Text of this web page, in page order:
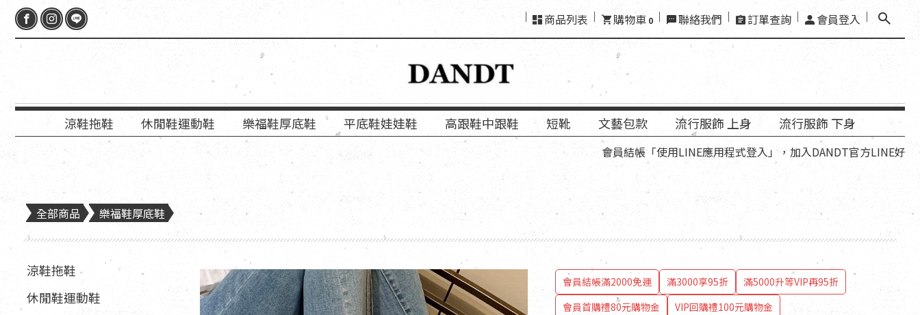
商品列表 購物車 0 聯絡我們 訂單查詢 會員登入
涼鞋拖鞋 休閒鞋運動鞋 樂福鞋厚底鞋 平底鞋娃娃鞋 高跟鞋中跟鞋 短靴 文藝包款 流行服飾 上身 流行服飾 下身
會員結帳「使用LINE應用程式登入」，加入DANDT官方LINE好友，再領優
全部商品 樂福鞋厚底鞋
涼鞋拖鞋
休閒鞋運動鞋
會員結帳滿2000免運 滿3000享95折
滿5000升等VIP再95折
會員首購禮80元購物金
VIP回購禮100元購物金